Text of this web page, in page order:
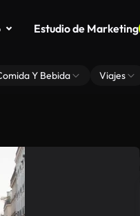
Estudio de Marketing
Y Bebida Viajes